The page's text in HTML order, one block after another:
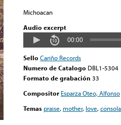
Michoacan
Audio excerpt
00:00
Sello Cariño Records
Numero de Catalogo DBL1-5304
Formato de grabación 33
Compositor Esparza Oteo, Alfonso
Temas praise, mother, love,